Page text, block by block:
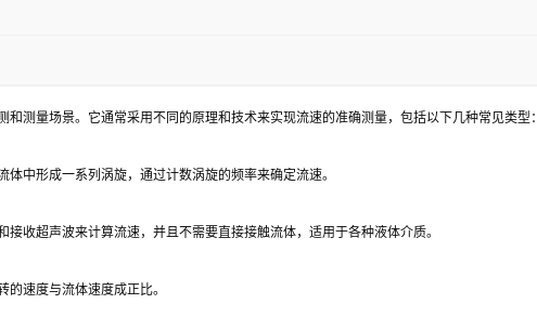
测量场景。它通常采用不同的原理和技术来实现流速的准确测量，包括以下几种常见类型：
中形成一系列涡旋，通过计数涡旋的频率来确定流速。
收超声波来计算流速，并且不需要直接接触流体，适用于各种液体介质。
速度与流体速度成正比。